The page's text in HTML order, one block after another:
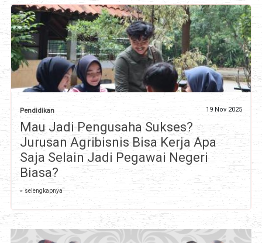
Pendidikan 19 Nov 2025
Mau Jadi Pengusaha Sukses?
Jurusan Agribisnis Bisa Kerja Apa
Saja Selain Jadi Pegawai Negeri
Biasa?
» selengkapnya